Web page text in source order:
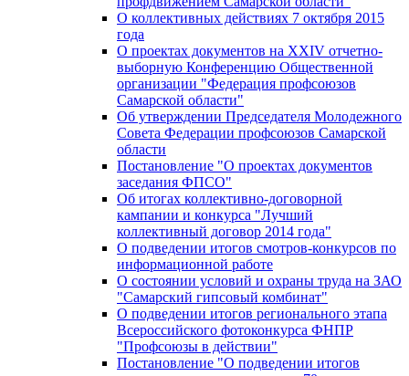
О коллективных действиях 7 октября 2015
года
О проектах документов на XXIV отчетно-
выборную Конференцию Общественной
организации "Федерация профсоюзов
Самарской области"
Об утверждении Председателя Молодежного
Совета Федерации профсоюзов Самарской
области
Постановление "О проектах документов
заседания ФПСО"
Об итогах коллективно-договорной
кампании и конкурса "Лучший
коллективный договор 2014 года"
О подведении итогов смотров-конкурсов по
информационной работе
О состоянии условий и охраны труда на ЗАО
"Самарский гипсовый комбинат"
О подведении итогов регионального этапа
Всероссийского фотоконкурса ФНПР
"Профсоюзы в действии"
Постановление "О подведении итогов